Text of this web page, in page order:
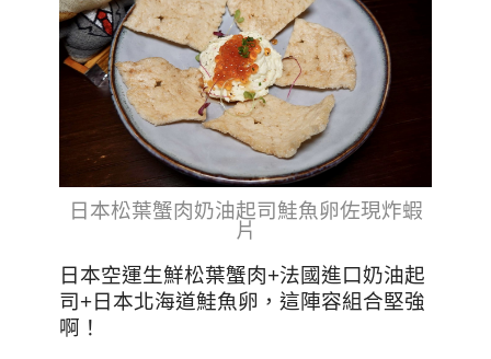
日本松葉蟹肉奶油起司鮭魚卵佐現炸蝦
片
日本空運生鮮松葉蟹肉+法國進口奶油起
司+日本北海道鮭魚卵，這陣容組合堅強
啊！